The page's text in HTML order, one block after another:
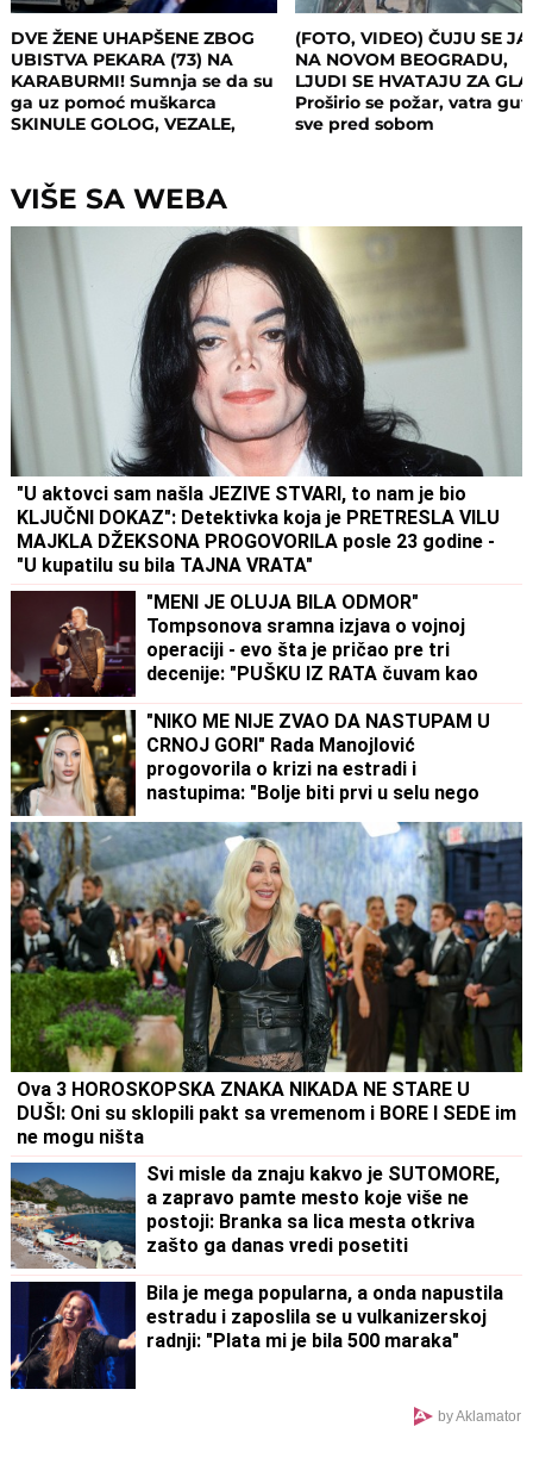
DVE ŽENE UHAPŠENE ZBOG
UBISTVA PEKARA (73) NA
KARABURMI! Sumnja se da su
ga uz pomoć muškarca
SKINULE GOLOG, VEZALE,
(FOTO, VIDEO) ČUJU SE
NA NOVOM BEOGRADU,
LJUDI SE HVATAJU ZA
Proširio se požar, vatra
sve pred sobom
VIŠE SA WEBA
"U aktovci sam našla JEZIVE STVARI, to nam je bio
KLJUČNI DOKAZ": Detektivka koja je PRETRESLA VILU
MAJKLA DŽEKSONA PROGOVORILA posle 23 godine -
"U kupatilu su bila TAJNA VRATA"
"MENI JE OLUJA BILA ODMOR"
Tompsonova sramna izjava o vojnoj
operaciji - evo šta je pričao pre tri
decenije: "PUŠKU IZ RATA čuvam kao
"NIKO ME NIJE ZVAO DA NASTUPAM U
CRNOJ GORI" Rada Manojlović
progovorila o krizi na estradi i
nastupima: "Bolje biti prvi u selu nego
poslednji u gradu"
Ova 3 HOROSKOPSKA ZNAKA NIKADA NE STARE U
DUŠI: Oni su sklopili pakt sa vremenom i BORE I SEDE im
ne mogu ništa
Svi misle da znaju kakvo je SUTOMORE,
a zapravo pamte mesto koje više ne
postoji: Branka sa lica mesta otkriva
zašto ga danas vredi posetiti
Bila je mega popularna, a onda napustila
estradu i zaposlila se u vulkanizerskoj
radnji: "Plata mi je bila 500 maraka"
by Aklamator